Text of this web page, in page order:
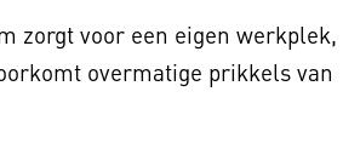
zorgt voor een eigen werkplek,
overmatige prikkels van